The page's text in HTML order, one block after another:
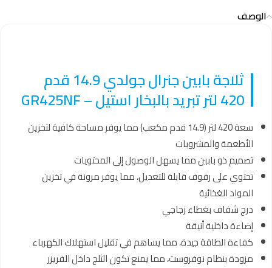
الوصف
ثلاجة بابين جنرال جولدي 14.9 قدم
420 لتر تبريد بالبخار استيل – GR425NF
سعة 420 لتر (14.9 قدم مكعب) مما يوفر مساحة كافية لتخزين
الأطعمة والمشروبات
تصميم ذو بابين مما يسهل الوصول إلى المحتويات
تحتوي على رفوف قابلة للتعديل، مما يوفر مرونة في تخزين
المواد الغذائية
درج شفاف بغطاء زجاجي
إضاءة داخلية أنيقة
كفاءة الطاقة جيدة، مما يساهم في تقليل استهلاك الكهرباء
مزودة بنظام نوفروست، مما يمنع تكون الثلج داخل الفريزر